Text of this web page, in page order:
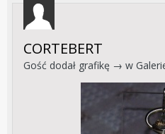
CORTEBERT
Gość dodał grafikę → w